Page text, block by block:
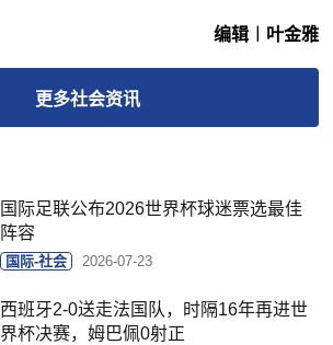
编辑︱叶金雅
更多社会资讯
国际足联公布2026世界杯球迷票选最佳
阵容
国际-社会 2026-07-23
西班牙2-0送走法国队，时隔16年再进世
界杯决赛，姆巴佩0射正